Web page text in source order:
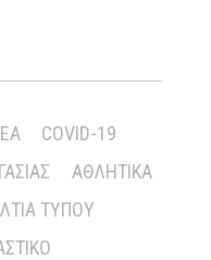
COVID-19
ΑΘΛΗΤΙΚΆ
ΤΎΠΟΥ